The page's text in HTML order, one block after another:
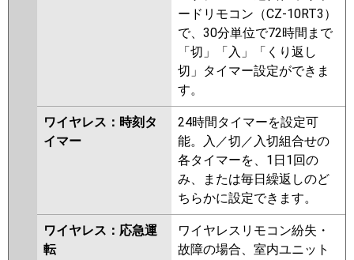
ードリモコン（CZ-10RT3）
で、30分単位で72時間まで
「切」「入」「くり返し
切」タイマー設定ができま
す。
ワイヤレス：時刻タ
イマー
24時間タイマーを設定可
能。入／切／入切組合せの
各タイマーを、1日1回の
み、または毎日繰返しのど
ちらかに設定できます。
ワイヤレス：応急運
転
ワイヤレスリモコン紛失・
故障の場合、室内ユニット